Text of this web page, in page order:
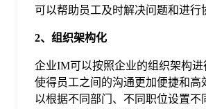
可以帮助员工及时解决问题和进行
2、组织架构化
企业IM可以按照企业的组织架构进
使得员工之间的沟通更加便捷和高
以根据不同部门、不同职位设置不